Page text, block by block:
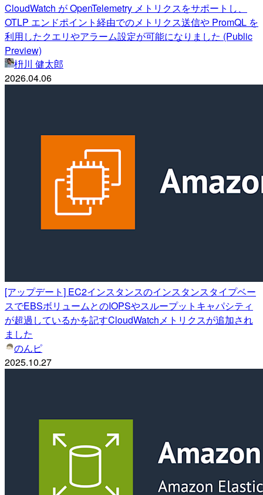
CloudWatch が OpenTelemetry メトリクスをサポートし、
OTLP エンドポイント経由でのメトリクス送信や PromQL を
利用したクエリやアラーム設定が可能になりました (Public
Preview)
枡川 健太郎
2026.04.06
[アップデート] EC2インスタンスのインスタンスタイプベー
スでEBSボリュームとのIOPSやスループットキャパシティ
が超過しているかを記すCloudWatchメトリクスが追加され
ました
のんピ
2025.10.27